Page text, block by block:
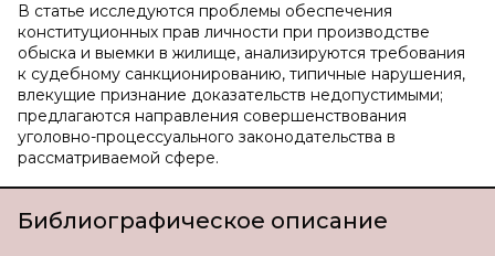
В статье исследуются проблемы обеспечения
конституционных прав личности при производстве
обыска и выемки в жилище, анализируются требования
к судебному санкционированию, типичные нарушения,
влекущие признание доказательств недопустимыми;
предлагаются направления совершенствования
уголовно-процессуального законодательства в
рассматриваемой сфере.
Библиографическое описание